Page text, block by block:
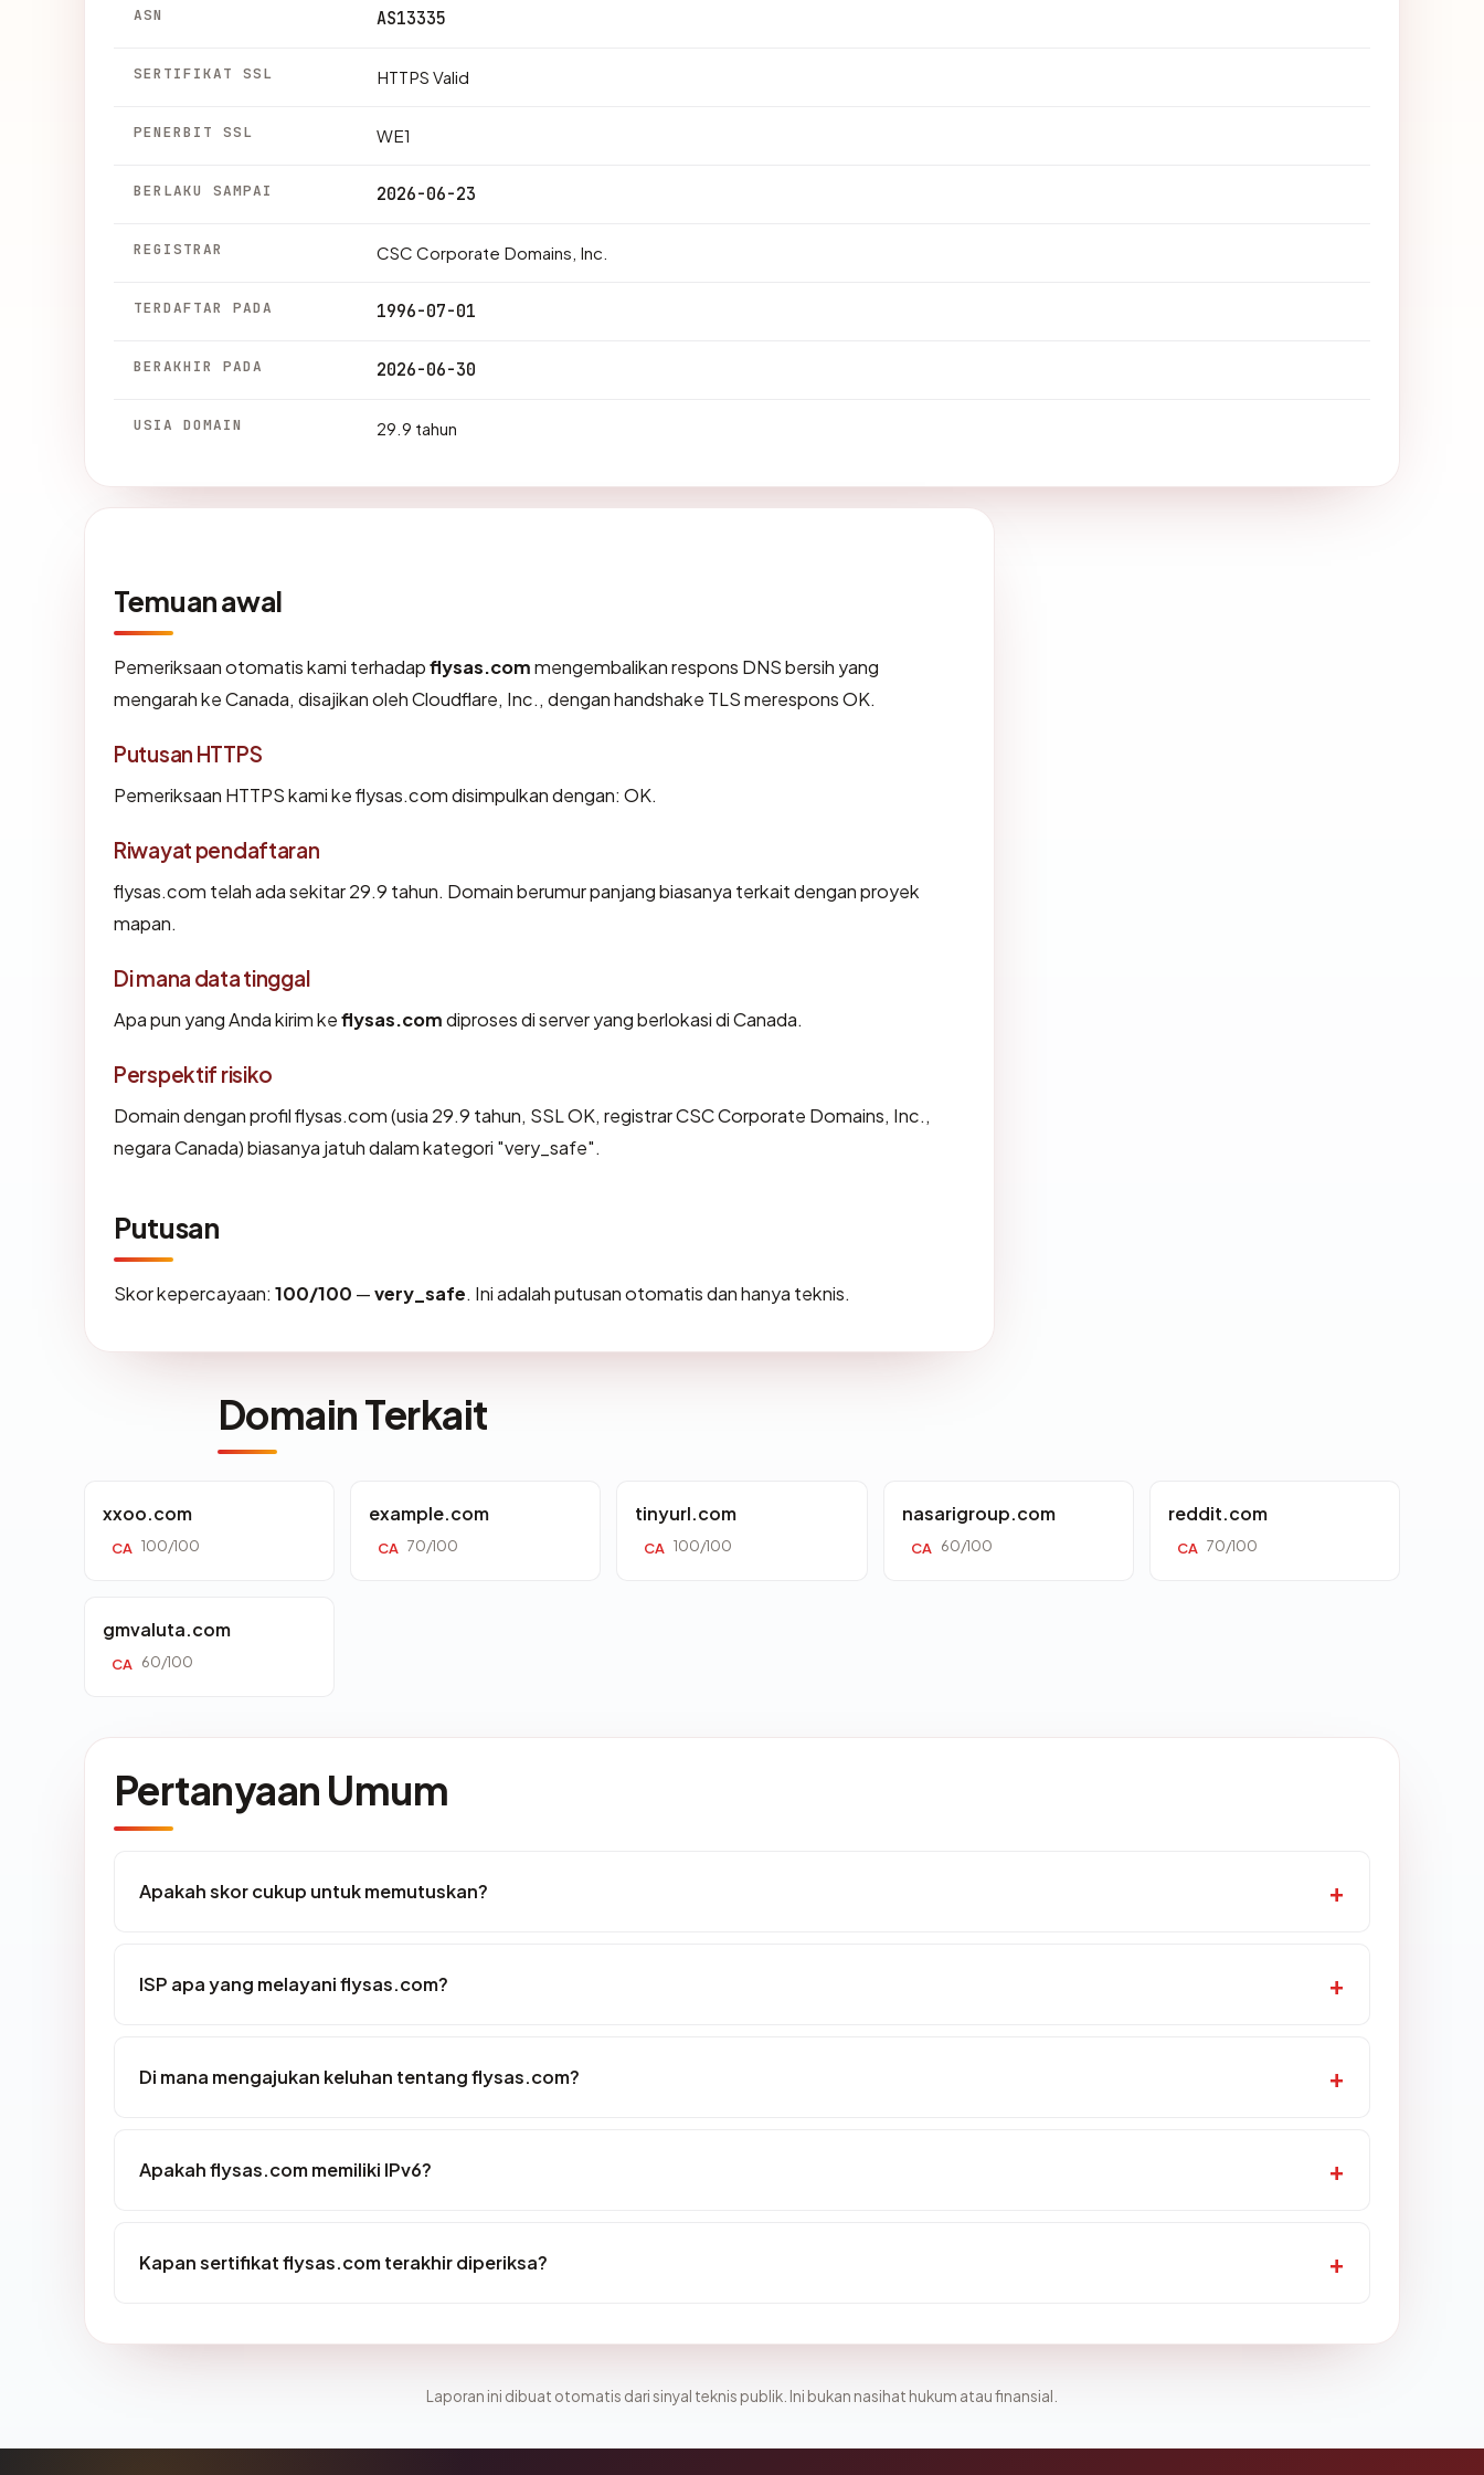
ASN AS13335
SERTIFIKAT SSL HTTPS Valid
PENERBIT SSL WE1
BERLAKU SAMPAI 2026-06-23
REGISTRAR CSC Corporate Domains, Inc.
TERDAFTAR PADA 1996-07-01
BERAKHIR PADA 2026-06-30
USIA DOMAIN 29.9 tahun
Temuan awal
Pemeriksaan otomatis kami terhadapflysas.commengembalikan respons DNS bersih yang
mengarah ke Canada, disajikan oleh Cloudflare, Inc., dengan handshake TLS merespons OK.
Putusan HTTPS
Pemeriksaan HTTPS kami ke flysas.com disimpulkan dengan: OK.
Riwayat pendaftaran
flysas.com telah ada sekitar 29.9 tahun. Domain berumur panjang biasanya terkait dengan proyek
mapan.
Di mana data tinggal
Apa pun yang Anda kirim keflysas.comdiproses di server yang berlokasi di Canada.
Perspektif risiko
Domain dengan profil flysas.com (usia 29.9 tahun, SSL OK, registrar CSC Corporate Domains, Inc.,
negara Canada) biasanya jatuh dalam kategori "very_safe".
Putusan
Skor kepercayaan: 100/100 —very_safe. Ini adalah putusan otomatis dan hanya teknis.
Domain Terkait
xxoo.com
CA 100/100
example.com
CA 70/100
tinyurl.com
CA 100/100
nasarigroup.com
CA 60/100
reddit.com
CA 70/100
gmvaluta.com
CA 60/100
Pertanyaan Umum
Apakah skor cukup untuk memutuskan?
ISP apa yang melayani flysas.com?
Di mana mengajukan keluhan tentang flysas.com?
Apakah flysas.com memiliki IPv6?
Kapan sertifikat flysas.com terakhir diperiksa?
Laporan ini dibuat otomatis dari sinyal teknis publik. Ini bukan nasihat hukum atau finansial.